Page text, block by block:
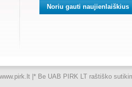
| * Be UAB PIRK LT raštiško